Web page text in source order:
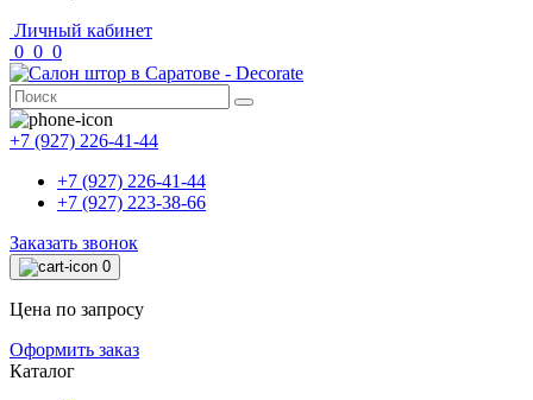
Личный кабинет
0 0 0
+7 (927) 226-41-44
+7 (927) 226-41-44
+7 (927) 223-38-66
Заказать звонок
0
Цена по запросу
Оформить заказ
Каталог